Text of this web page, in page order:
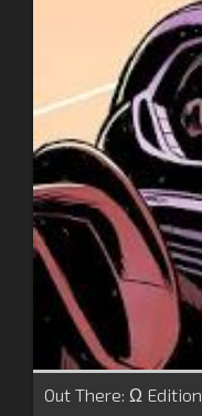
Out There: Ω Edition